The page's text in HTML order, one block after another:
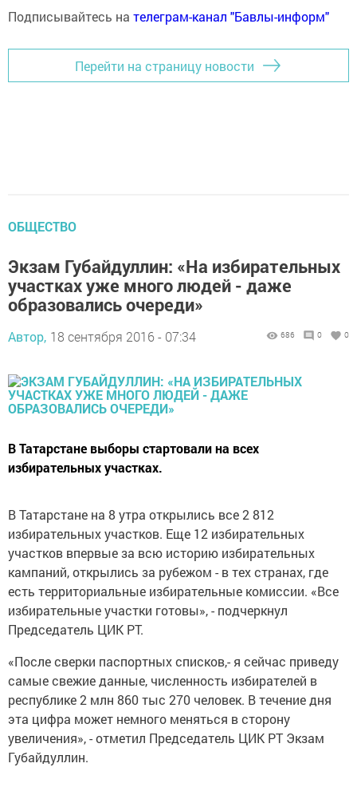
Подписывайтесь на телеграм-канал "Бавлы-информ"
Перейти на страницу новости
ОБЩЕСТВО
Экзам Губайдуллин: «На избирательных
участках уже много людей - даже
образовались очереди»
Автор, 18 сентября 2016 - 07:34 686 0 0
В Татарстане выборы стартовали на всех
избирательных участках.
В Татарстане на 8 утра открылись все 2 812
избирательных участков. Еще 12 избирательных
участков впервые за всю историю избирательных
кампаний, открылись за рубежом - в тех странах, где
есть территориальные избирательные комиссии. «Все
избирательные участки готовы», - подчеркнул
Председатель ЦИК РТ.
«После сверки паспортных списков,- я сейчас приведу
самые свежие данные, численность избирателей в
республике 2 млн 860 тыс 270 человек. В течение дня
эта цифра может немного меняться в сторону
увеличения», - отметил Председатель ЦИК РТ Экзам
Губайдуллин.